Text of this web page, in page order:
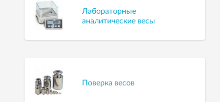
Лабораторные
аналитические весы
Поверка весов